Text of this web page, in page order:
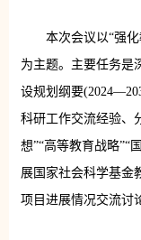
本次会议以“强
为主题。主要任务是
设规划纲要
科研工作交流经验、
想”“高等教育战略”“
展国家社会科学基金
项目进展情况交流讨